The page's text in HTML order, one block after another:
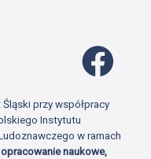
przy współpracy
Instytutu
w ramach
naukowe,